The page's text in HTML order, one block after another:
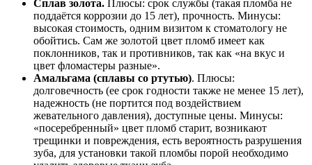
Сплав золота. Плюсы: срок службы (такая пломба не
поддаётся коррозии до 15 лет), прочность. Минусы:
высокая стоимость, одним визитом к стоматологу не
обойтись. Сам же золотой цвет пломб имеет как
поклонников, так и противников, так как «на вкус и
цвет фломастеры разные».
Амальгама (сплавы со ртутью). Плюсы:
долговечность (ее срок годности также не менее 15 лет),
надежность (не портится под воздействием
жевательного давления), доступные цены. Минусы:
«посеребренный» цвет пломб старит, возникают
трещинки и повреждения, есть вероятность разрушения
зуба, для установки такой пломбы порой необходимо